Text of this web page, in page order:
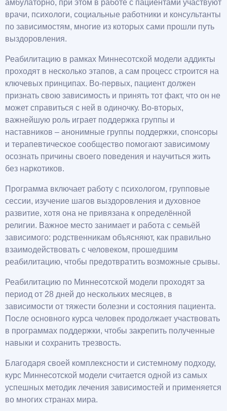
амбулаторно, при этом в работе с пациентами участвуют
врачи, психологи, социальные работники и консультанты
по зависимостям, многие из которых сами прошли путь
выздоровления.
Реабилитацию в рамках Миннесотской модели аддикты
проходят в несколько этапов, а сам процесс строится на
ключевых принципах. Во-первых, пациент должен
признать свою зависимость и принять тот факт, что он не
может справиться с ней в одиночку. Во-вторых,
важнейшую роль играет поддержка группы и
наставников – анонимные группы поддержки, спонсоры
и терапевтическое сообщество помогают зависимому
осознать причины своего поведения и научиться жить
без наркотиков.
Программа включает работу с психологом, групповые
сессии, изучение шагов выздоровления и духовное
развитие, хотя она не привязана к определённой
религии. Важное место занимает и работа с семьёй
зависимого: родственникам объясняют, как правильно
взаимодействовать с человеком, прошедшим
реабилитацию, чтобы предотвратить возможные срывы.
Реабилитацию по Миннесотской модели проходят за
период от 28 дней до нескольких месяцев, в
зависимости от тяжести болезни и состояния пациента.
После основного курса человек продолжает участвовать
в программах поддержки, чтобы закрепить полученные
навыки и сохранить трезвость.
Благодаря своей комплексности и системному подходу,
курс Миннесотской модели считается одной из самых
успешных методик лечения зависимостей и применяется
во многих странах мира.